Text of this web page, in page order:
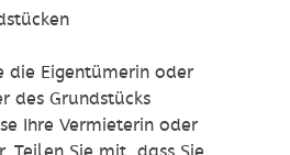
die Eigentümerin oder
des Grundstücks
Ihre Vermieterin oder